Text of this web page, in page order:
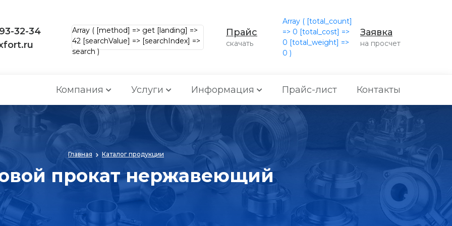
32-34
Array ( [method] => get [landing] =>
42 [searchValue] => [searchIndex] =>
search )
Прайс
скачать
Array ( [total_count]
=> 0 [total_cost] =>
0 [total_weight] =>
0 )
Заявка
на просчет
Компания Услуги Информация Прайс-лист Контакты
Главная Каталог продукции
прокат нержавеющий